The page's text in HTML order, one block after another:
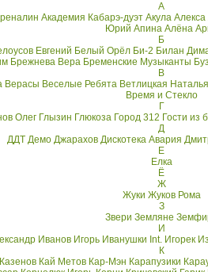
А
Академия Кабарэ-дуэт Акула Алекса
Юрий Апина Алёна
Б
Евгений Белый Орёл Би-2 Билан
Брежнева Вера Бременские Музыканты
В
Верасы Веселые Ребята Ветлицкая Наталья
Время и Стекло
Г
Олег Глызин Глюкоза Город 312 Гости из
Д
ДДТ Демо Джарахов Дискотека Авария
Е
Елка
Ё
Ж
Жуки Жуков Рома
З
Звери Земляне
И
Иванов Игорь Иванушки Int. Игорек
К
Казенов Кай Метов Кар-Мэн Карапузики